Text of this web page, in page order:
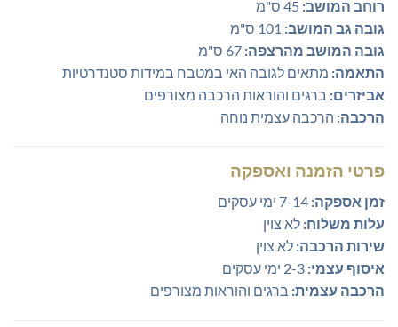
רוחב המושב:
גובה גב המושב:
גובה המושב מהרצפה:
התאמה: מתאים לגובה האי במטבח במידות סטנדרטיות
אביזרים: ברגים והוראות הרכבה מצורפים
הרכבה: הרכבה עצמית נוחה
פרטי הזמנה ואספקה
זמן אספקה:
עלות משלוח: לא צוין
שירות הרכבה: לא צוין
איסוף עצמי:
הרכבה עצמית: ברגים והוראות מצורפים